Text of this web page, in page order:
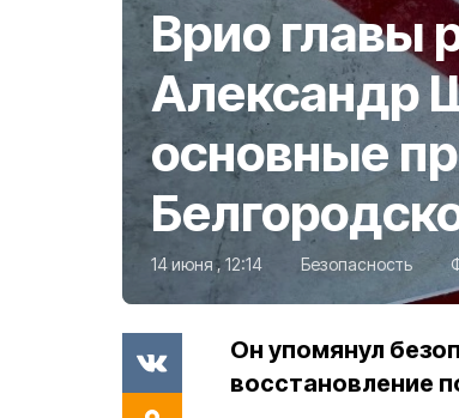
Врио главы
Александр
основные
14 июня , 12:14 Безопасность
Он упомянул
восстановление